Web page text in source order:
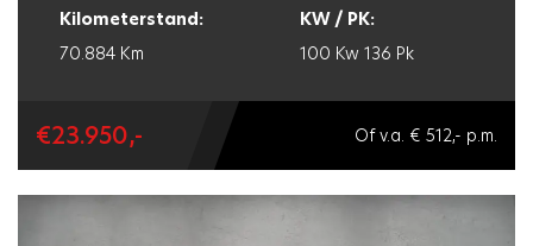
Kilometerstand:
KW / PK:
70.884 Km
100 Kw 136 Pk
€23.950,- Of v.a. € 512,- p.m.